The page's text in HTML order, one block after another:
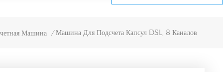
Машина / Машина Для Подсчета Капсул DSL, 8 Каналов